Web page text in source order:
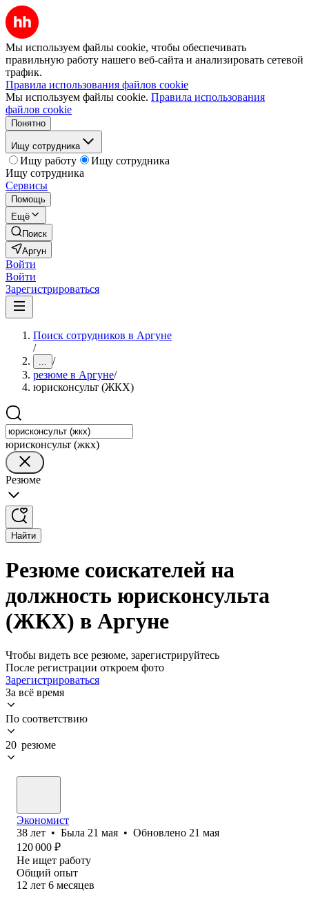
Мы используем файлы cookie, чтобы обеспечивать
правильную работу нашего веб-сайта и анализировать сетевой
трафик.
Правила использования файлов cookie
Мы используем файлы cookie. Правила использования
файлов cookie
Понятно
Ищу сотрудника
Ищу работу
Ищу сотрудника
Ищу сотрудника
Сервисы
Помощь
Ещё
Поиск
Аргун
Войти
Войти
Зарегистрироваться
Поиск сотрудников в Аргуне
/
... /
резюме в Аргуне/
юрисконсульт (ЖКХ)
юрисконсульт (жкх)
Резюме
Найти
Резюме соискателей на
должность юрисконсульта
(ЖКХ) в Аргуне
Чтобы видеть все резюме, зарегистрируйтесь
После регистрации откроем фото
Зарегистрироваться
За всё время
По соответствию
20 резюме
Экономист
38 лет • Была 21 мая • Обновлено 21 мая
120 000 ₽
Не ищет работу
Общий опыт
12 лет 6 месяцев